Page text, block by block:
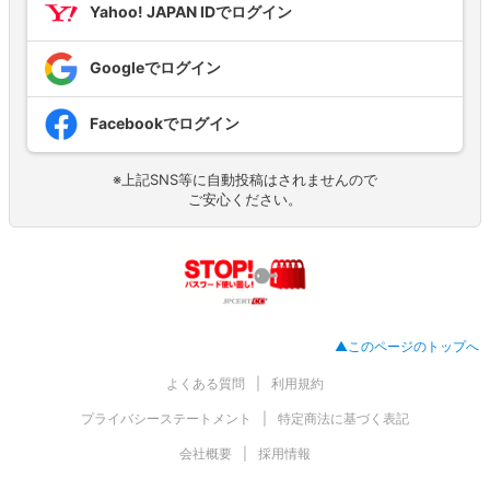
Yahoo! JAPAN IDでログイン
Googleでログイン
Facebookでログイン
※上記SNS等に自動投稿はされませんので
ご安心ください。
▲このページのトップへ
よくある質問 利用規約
プライバシーステートメント 特定商法に基づく表記
会社概要 採用情報